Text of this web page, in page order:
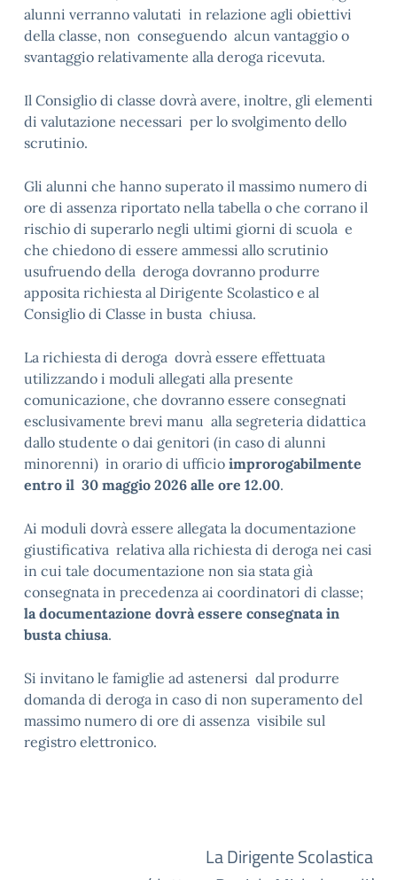
alunni verranno valutati in relazione agli obiettivi
della classe, non conseguendo alcun vantaggio o
svantaggio relativamente alla deroga ricevuta.
Il Consiglio di classe dovrà avere, inoltre, gli elementi
di valutazione necessari per lo svolgimento dello
scrutinio.
Gli alunni che hanno superato il massimo numero di
ore di assenza riportato nella tabella o che corrano il
rischio di superarlo negli ultimi giorni di scuola e
che chiedono di essere ammessi allo scrutinio
usufruendo della deroga dovranno produrre
apposita richiesta al Dirigente Scolastico e al
Consiglio di Classe in busta chiusa.
La richiesta di deroga dovrà essere effettuata
utilizzando i moduli allegati alla presente
comunicazione, che dovranno essere consegnati
esclusivamente brevi manu alla segreteria didattica
dallo studente o dai genitori (in caso di alunni
minorenni) in orario di ufficio improrogabilmente
entro il 30 maggio 2026 alle ore 12.00.
Ai moduli dovrà essere allegata la documentazione
giustificativa relativa alla richiesta di deroga nei casi
in cui tale documentazione non sia stata già
consegnata in precedenza ai coordinatori di classe;
la documentazione dovrà essere consegnata in
busta chiusa.
Si invitano le famiglie ad astenersi dal produrre
domanda di deroga in caso di non superamento del
massimo numero di ore di assenza visibile sul
registro elettronico.
La Dirigente Scolastica